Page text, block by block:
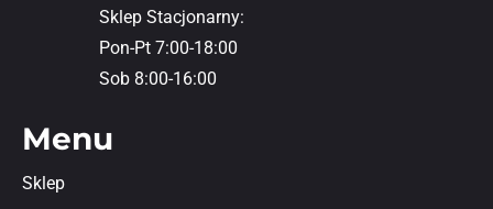
Sklep Stacjonarny:
Pon-Pt 7:00-18:00
Sob 8:00-16:00
Menu
Sklep